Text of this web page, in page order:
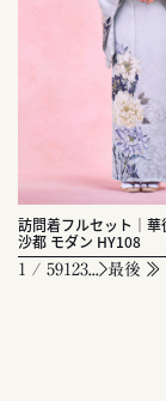
訪問着フルセット｜
沙都 モダン HY108
1 / 59123 最後